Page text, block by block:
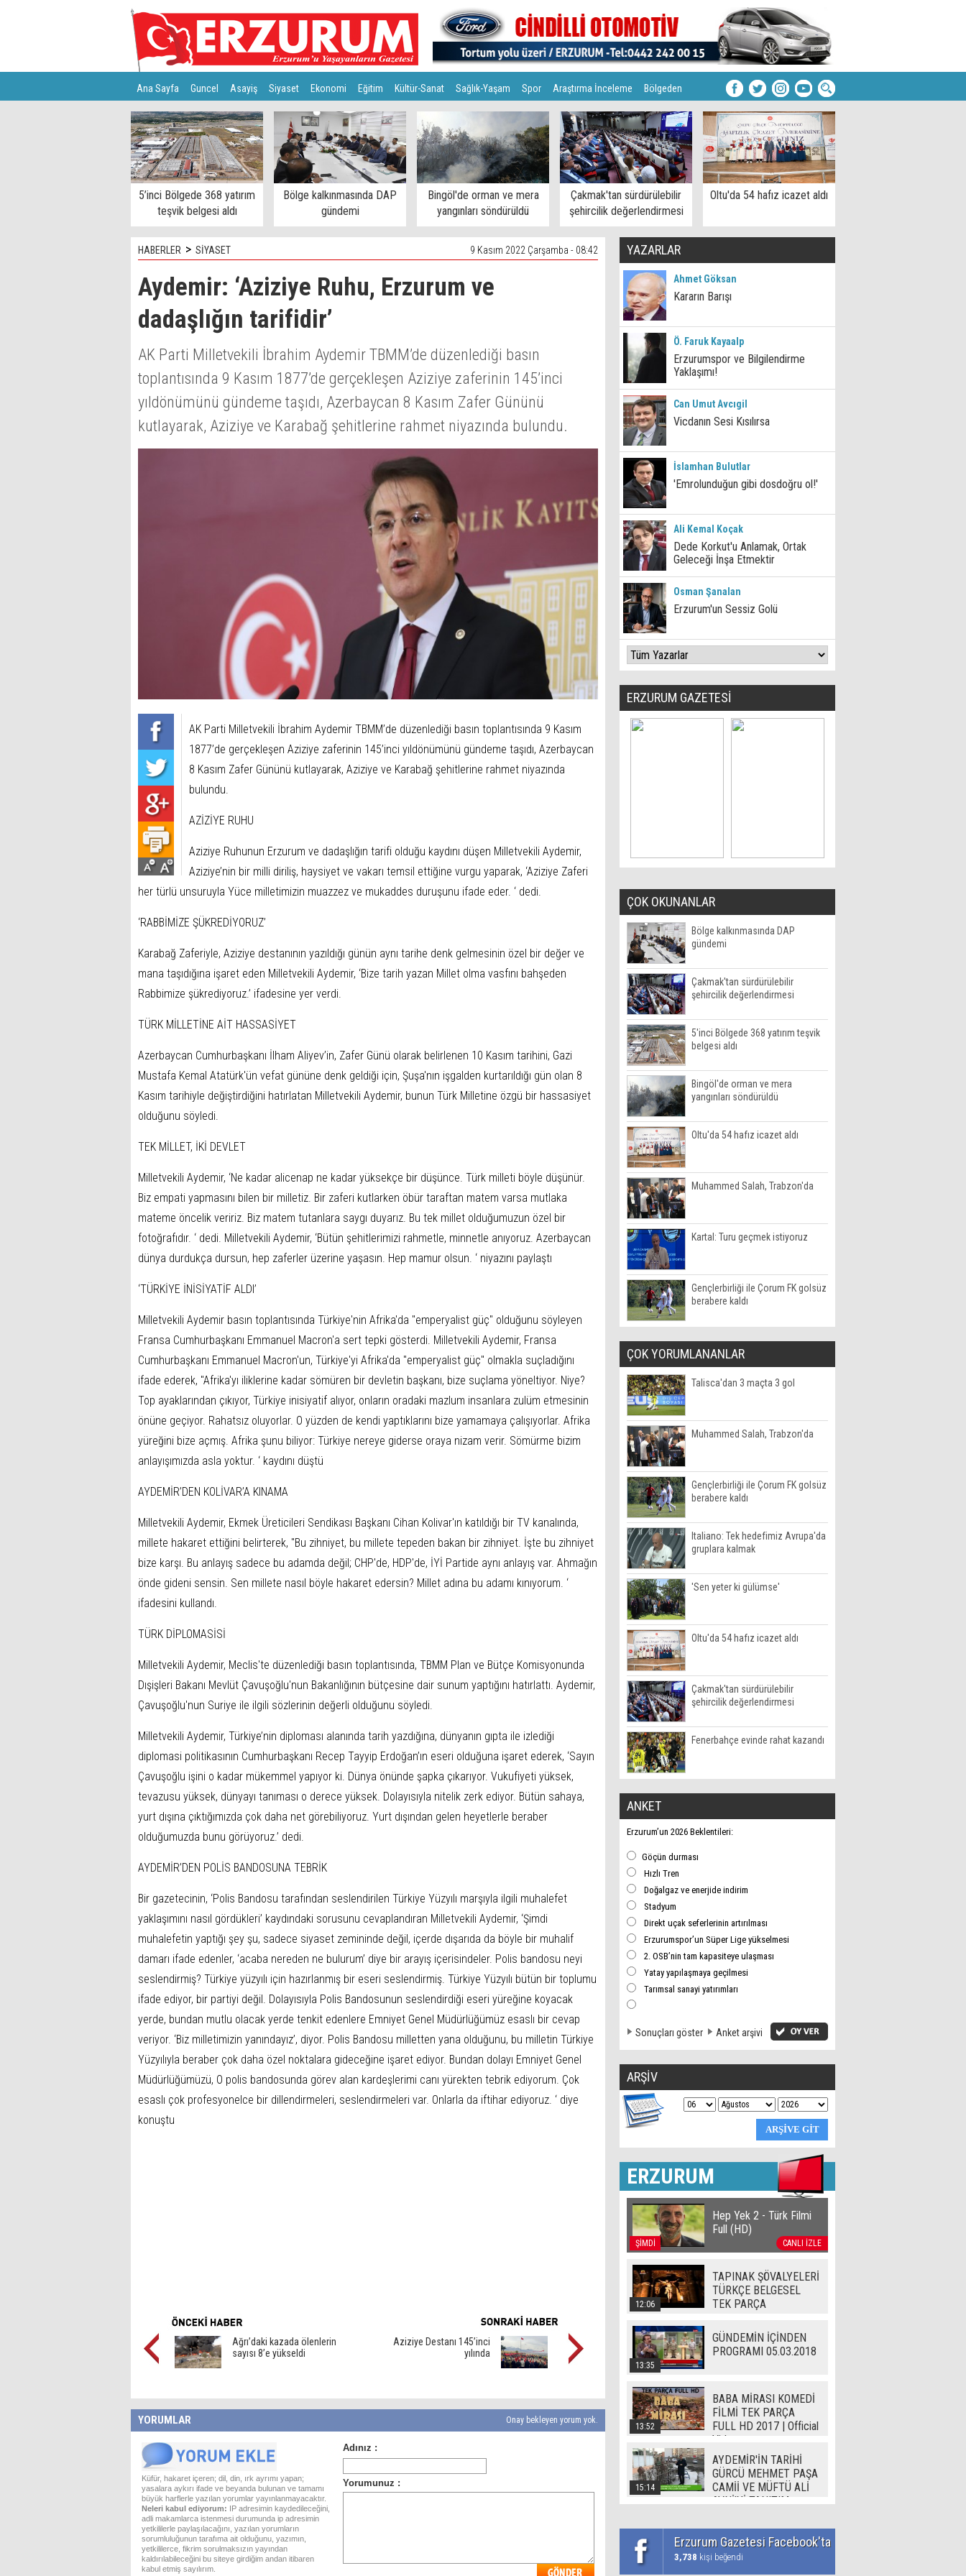
Ana Sayfa Guncel Asayiş Siyaset Ekonomi Eğitim Kültür-Sanat Sağlık-Yaşam Spor Araştırma İnceleme Bölgeden
Türkiye Teknoloji
5’inci Bölgede 368 yatırım
teşvik belgesi aldı
Bölge kalkınmasında DAP
gündemi
Bingöl'de orman ve mera
yangınları söndürüldü
Çakmak'tan sürdürülebilir
şehircilik değerlendirmesi
Oltu'da 54 hafız icazet aldı
HABERLER > SİYASET 9 Kasım 2022 Çarşamba - 08:42
Aydemir: ‘Aziziye Ruhu, Erzurum ve
dadaşlığın tarifidir’
AK Parti Milletvekili İbrahim Aydemir TBMM’de düzenlediği basın
toplantısında 9 Kasım 1877’de gerçekleşen Aziziye zaferinin 145’inci
yıldönümünü gündeme taşıdı, Azerbaycan 8 Kasım Zafer Gününü
kutlayarak, Aziziye ve Karabağ şehitlerine rahmet niyazında bulundu.
AK Parti Milletvekili İbrahim Aydemir TBMM’de düzenlediği basın toplantısında 9 Kasım
1877’de gerçekleşen Aziziye zaferinin 145’inci yıldönümünü gündeme taşıdı, Azerbaycan
8 Kasım Zafer Gününü kutlayarak, Aziziye ve Karabağ şehitlerine rahmet niyazında
bulundu.
AZİZİYE RUHU
Aziziye Ruhunun Erzurum ve dadaşlığın tarifi olduğu kaydını düşen Milletvekili Aydemir,
Aziziye’nin bir milli diriliş, haysiyet ve vakarı temsil ettiğine vurgu yaparak, ‘Aziziye Zaferi
her türlü unsuruyla Yüce milletimizin muazzez ve mukaddes duruşunu ifade eder. ‘ dedi.
‘RABBİMİZE ŞÜKREDİYORUZ’
Karabağ Zaferiyle, Aziziye destanının yazıldığı günün aynı tarihe denk gelmesinin özel bir değer ve
mana taşıdığına işaret eden Milletvekili Aydemir, ‘Bize tarih yazan Millet olma vasfını bahşeden
Rabbimize şükrediyoruz.’ ifadesine yer verdi.
TÜRK MİLLETİNE AİT HASSASİYET
Azerbaycan Cumhurbaşkanı İlham Aliyev’in, Zafer Günü olarak belirlenen 10 Kasım tarihini, Gazi
Mustafa Kemal Atatürk'ün vefat gününe denk geldiği için, Şuşa'nın işgalden kurtarıldığı gün olan 8
Kasım tarihiyle değiştirdiğini hatırlatan Milletvekili Aydemir, bunun Türk Milletine özgü bir hassasiyet
olduğunu söyledi.
TEK MİLLET, İKİ DEVLET
Milletvekili Aydemir, ‘Ne kadar alicenap ne kadar yüksekçe bir düşünce. Türk milleti böyle düşünür.
Biz empati yapmasını bilen bir milletiz. Bir zaferi kutlarken öbür taraftan matem varsa mutlaka
mateme öncelik veririz. Biz matem tutanlara saygı duyarız. Bu tek millet olduğumuzun özel bir
fotoğrafıdır. ‘ dedi. Milletvekili Aydemir, ‘Bütün şehitlerimizi rahmetle, minnetle anıyoruz. Azerbaycan
dünya durdukça dursun, hep zaferler üzerine yaşasın. Hep mamur olsun. ‘ niyazını paylaştı
‘TÜRKİYE İNİSİYATİF ALDI’
Milletvekili Aydemir basın toplantısında Türkiye'nin Afrika'da "emperyalist güç" olduğunu söyleyen
Fransa Cumhurbaşkanı Emmanuel Macron'a sert tepki gösterdi. Milletvekili Aydemir, Fransa
Cumhurbaşkanı Emmanuel Macron'un, Türkiye'yi Afrika'da "emperyalist güç" olmakla suçladığını
ifade ederek, "Afrika'yı iliklerine kadar sömüren bir devletin başkanı, bize suçlama yöneltiyor. Niye?
Top ayaklarından çıkıyor, Türkiye inisiyatif alıyor, onların oradaki mazlum insanlara zulüm etmesinin
önüne geçiyor. Rahatsız oluyorlar. O yüzden de kendi yaptıklarını bize yamamaya çalışıyorlar. Afrika
yüreğini bize açmış. Afrika şunu biliyor: Türkiye nereye giderse oraya nizam verir. Sömürme bizim
anlayışımızda asla yoktur. ‘ kaydını düştü
AYDEMİR’DEN KOLİVAR’A KINAMA
Milletvekili Aydemir, Ekmek Üreticileri Sendikası Başkanı Cihan Kolivar'ın katıldığı bir TV kanalında,
millete hakaret ettiğini belirterek, "Bu zihniyet, bu millete tepeden bakan bir zihniyet. İşte bu zihniyet
bize karşı. Bu anlayış sadece bu adamda değil; CHP'de, HDP'de, İYİ Partide aynı anlayış var. Ahmağın
önde gideni sensin. Sen millete nasıl böyle hakaret edersin? Millet adına bu adamı kınıyorum. ‘
ifadesini kullandı.
TÜRK DİPLOMASİSİ
Milletvekili Aydemir, Meclis'te düzenlediği basın toplantısında, TBMM Plan ve Bütçe Komisyonunda
Dışişleri Bakanı Mevlüt Çavuşoğlu'nun Bakanlığının bütçesine dair sunum yaptığını hatırlattı. Aydemir,
Çavuşoğlu'nun Suriye ile ilgili sözlerinin değerli olduğunu söyledi.
Milletvekili Aydemir, Türkiye’nin diploması alanında tarih yazdığına, dünyanın gıpta ile izlediği
diplomasi politikasının Cumhurbaşkanı Recep Tayyip Erdoğan’ın eseri olduğuna işaret ederek, ‘Sayın
Çavuşoğlu işini o kadar mükemmel yapıyor ki. Dünya önünde şapka çıkarıyor. Vukufiyeti yüksek,
tevazusu yüksek, dünyayı tanıması o derece yüksek. Dolayısıyla nitelik zerk ediyor. Bütün sahaya,
yurt dışına çıktığımızda çok daha net görebiliyoruz. Yurt dışından gelen heyetlerle beraber
olduğumuzda bunu görüyoruz.’ dedi.
AYDEMİR’DEN POLİS BANDOSUNA TEBRİK
Bir gazetecinin, ‘Polis Bandosu tarafından seslendirilen Türkiye Yüzyılı marşıyla ilgili muhalefet
yaklaşımını nasıl gördükleri’ kaydındaki sorusunu cevaplandıran Milletvekili Aydemir, ‘Şimdi
muhalefetin yaptığı şey şu, sadece siyaset zemininde değil, içerde dışarıda da böyle bir muhalif
damarı ifade edenler, ‘acaba nereden ne bulurum’ diye bir arayış içerisindeler. Polis bandosu neyi
seslendirmiş? Türkiye yüzyılı için hazırlanmış bir eseri seslendirmiş. Türkiye Yüzyılı bütün bir toplumu
ifade ediyor, bir partiyi değil. Dolayısıyla Polis Bandosunun seslendirdiği eseri yüreğine koyacak
yerde, bundan mutlu olacak yerde tenkit edenlere Emniyet Genel Müdürlüğümüz esaslı bir cevap
veriyor. ‘Biz milletimizin yanındayız’, diyor. Polis Bandosu milletten yana olduğunu, bu milletin Türkiye
Yüzyılıyla beraber çok daha özel noktalara gideceğine işaret ediyor. Bundan dolayı Emniyet Genel
Müdürlüğümüzü, O polis bandosunda görev alan kardeşlerimi canı yürekten tebrik ediyorum. Çok
esaslı çok profesyonelce bir dillendirmeleri, seslendirmeleri var. Onlarla da iftihar ediyoruz. ‘ diye
konuştu
Ağrı’daki kazada ölenlerin
sayısı 8’e yükseldi
Aziziye Destanı 145’inci
yılında
YORUMLAR Onay bekleyen yorum yok.
Küfür, hakaret içeren; dil, din, ırk ayrımı yapan;
yasalara aykırı ifade ve beyanda bulunan ve tamamı
büyük harflerle yazılan yorumlar yayınlanmayacaktır.
Neleri kabul ediyorum: IP adresimin kaydedileceğini,
adli makamlarca istenmesi durumunda ip adresimin
yetkililerle paylaşılacağını, yazılan yorumların
sorumluluğunun tarafıma ait olduğunu, yazımın,
yetkililerce, fikrim sorulmaksızın yayından
kaldırılabileceğini bu siteye girdiğim andan itibaren
kabul etmiş sayılırım.
YAZARLAR
Ahmet Göksan
Kararın Barışı
Ö. Faruk Kayaalp
Erzurumspor ve Bilgilendirme
Yaklaşımı!
Can Umut Avcıgil
Vicdanın Sesi Kısılırsa
İslamhan Bulutlar
'Emrolunduğun gibi dosdoğru ol!'
Ali Kemal Koçak
Dede Korkut'u Anlamak, Ortak
Geleceği İnşa Etmektir
Osman Şanalan
Erzurum'un Sessiz Golü
ERZURUM GAZETESİ
ÇOK OKUNANLAR
Bölge kalkınmasında DAP
gündemi
Çakmak'tan sürdürülebilir
şehircilik değerlendirmesi
5'inci Bölgede 368 yatırım teşvik
belgesi aldı
Bingöl'de orman ve mera
yangınları söndürüldü
Oltu'da 54 hafız icazet aldı
Muhammed Salah, Trabzon'da
Kartal: Turu geçmek istiyoruz
Gençlerbirliği ile Çorum FK golsüz
berabere kaldı
ÇOK YORUMLANANLAR
Talisca'dan 3 maçta 3 gol
Muhammed Salah, Trabzon'da
Gençlerbirliği ile Çorum FK golsüz
berabere kaldı
Italiano: Tek hedefimiz Avrupa'da
gruplara kalmak
'Sen yeter ki gülümse'
Oltu'da 54 hafız icazet aldı
Çakmak'tan sürdürülebilir
şehircilik değerlendirmesi
Fenerbahçe evinde rahat kazandı
ANKET
Erzurum’un 2026 Beklentileri:
Göçün durması
Hızlı Tren
Doğalgaz ve enerjide indirim
Stadyum
Direkt uçak seferlerinin artırılması
Erzurumspor’un Süper Lige yükselmesi
2. OSB’nin tam kapasiteye ulaşması
Yatay yapılaşmaya geçilmesi
Tarımsal sanayi yatırımları
Sonuçları göster Anket arşivi
ARŞİV
ERZURUM
ŞİMDİ CANLI İZLE
Hep Yek 2 - Türk Filmi
Full (HD)
12:06
TAPINAK ŞÖVALYELERİ
TÜRKÇE BELGESEL
TEK PARÇA
13:35
GÜNDEMİN İÇİNDEN
PROGRAMI 05.03.2018
13:52
BABA MİRASI KOMEDİ
FİLMİ TEK PARÇA
FULL HD 2017 | Official
Video
15:14
AYDEMİR'İN TARİHİ
GÜRCÜ MEHMET PAŞA
CAMİİ VE MÜFTÜ ALİ
AVNİ'Yİ TANITIM
Erzurum Gazetesi Facebook'ta
3,738 kişi beğendi